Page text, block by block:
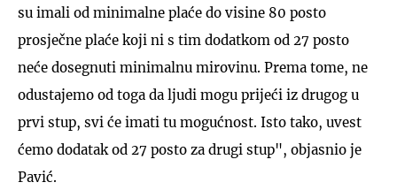
su imali od minimalne plaće do visine 80 posto
prosječne plaće koji ni s tim dodatkom od 27 posto
neće dosegnuti minimalnu mirovinu. Prema tome, ne
odustajemo od toga da ljudi mogu prijeći iz drugog u
prvi stup, svi će imati tu mogućnost. Isto tako, uvest
ćemo dodatak od 27 posto za drugi stup", objasnio je
Pavić.